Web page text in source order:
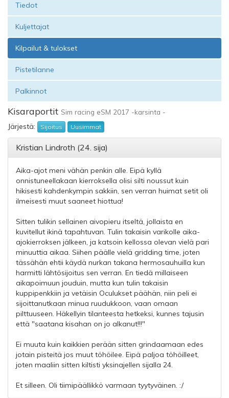
Tiedot
Kuljettajat
Kilpailut & tulokset
Pistetilanne
Palkinnot
Kisaraportit Sim racing eSM 2017 -karsinta -
Järjestä: Sijoitus Uusimmat
Kristian Lindroth (24. sija)
Aika-ajot meni vähän penkin alle. Eipä kyllä
onnistuneellakaan kierroksella olisi silti noussut kuin
hikisesti kahdenkympin sakkiin, sen verran huimat setit oli
ilmeisesti muut saaneet hiottua!
Sitten tulikin sellainen aivopieru itseltä, jollaista en
kuvitellut ikinä tapahtuvan. Tulin takaisin varikolle aika-
ajokierroksen jälkeen, ja katsoin kellossa olevan vielä pari
minuuttia aikaa. Siihen päälle vielä gridding time, joten
tässähän ehtii käydä nurkan takana hermosauhuilla kun
harmitti lähtösijoitus sen verran. En tiedä millaiseen
aikapoimuun jouduin, mutta kun tulin takaisin
kuppipenkkiin ja vetäisin Oculukset päähän, niin peli ei
sijoittanutkaan minua ruudukkoon, vaan omaan
pilttuuseen. Häkellyin tilanteesta hetkeksi, kunnes tajusin
että "saatana kisahan on jo alkanut!!!"
Ei muuta kuin kaikkien perään sitten grindaamaan edes
jotain pisteitä jos muut töhöilee. Eipä paljoa töhöilleet,
joten maaliin sitten kiltisti yksinajellen sijalla 24.
Et silleen. Oli tiimipäällikkö varmaan tyytyväinen. :/